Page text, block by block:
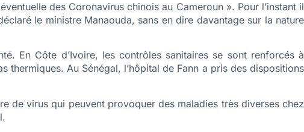
des Coronavirus chinois au Cameroun ». Pour l’instant il
le ministre Manaouda, sans en dire davantage sur la nature
En Côte d’Ivoire, les contrôles sanitaires se sont renforcés à
thermiques. Au Sénégal, l’hôpital de Fann a pris des dispositions
de virus qui peuvent provoquer des maladies très diverses chez